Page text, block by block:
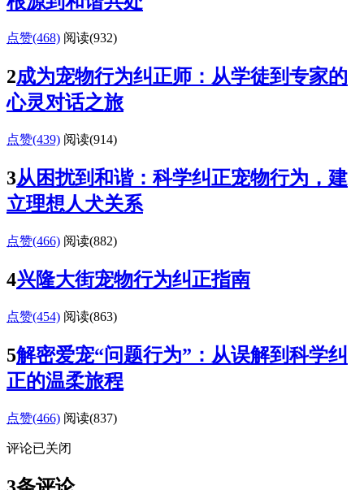
点赞(468) 阅读(932)
2成为宠物行为纠正师：从学徒到专家的
心灵对话之旅
点赞(439) 阅读(914)
3从困扰到和谐：科学纠正宠物行为，建
立理想人犬关系
点赞(466) 阅读(882)
4兴隆大街宠物行为纠正指南
点赞(454) 阅读(863)
5解密爱宠“问题行为”：从误解到科学纠
正的温柔旅程
点赞(466) 阅读(837)
评论已关闭